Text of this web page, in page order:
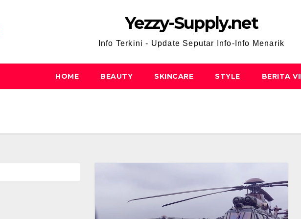
Yezzy-Supply.net
Info Terkini - Update Seputar Info-Info Menarik
HOME BEAUTY SKINCARE STYLE BERITA